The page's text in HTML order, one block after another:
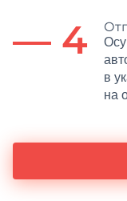
— 4
в
на